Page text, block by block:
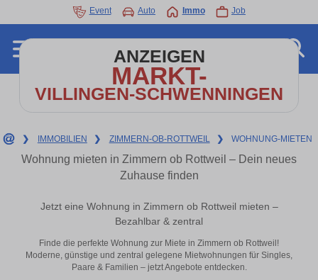
Event Auto Immo Job
ANZEIGEN
MARKT-
VILLINGEN-SCHWENNINGEN
❯ IMMOBILIEN ❯ ZIMMERN-OB-ROTTWEIL ❯ WOHNUNG-MIETEN
Wohnung mieten in Zimmern ob Rottweil – Dein neues
Zuhause finden
Jetzt eine Wohnung in Zimmern ob Rottweil mieten –
Bezahlbar & zentral
Finde die perfekte Wohnung zur Miete in Zimmern ob Rottweil!
Moderne, günstige und zentral gelegene Mietwohnungen für Singles,
Paare & Familien – jetzt Angebote entdecken.